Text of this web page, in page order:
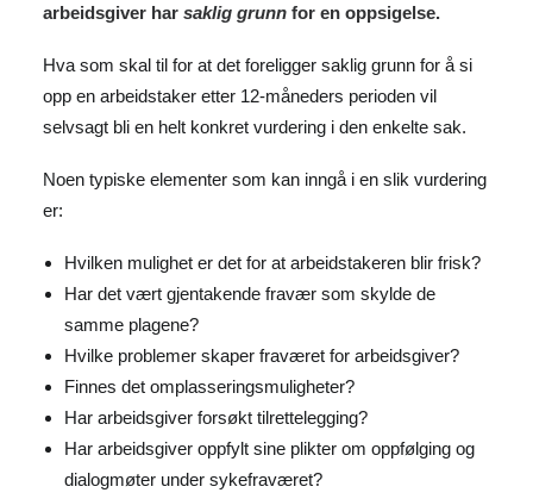
arbeidsgiver har saklig grunn for en oppsigelse.
Hva som skal til for at det foreligger saklig grunn for å si
opp en arbeidstaker etter 12-måneders perioden vil
selvsagt bli en helt konkret vurdering i den enkelte sak.
Noen typiske elementer som kan inngå i en slik vurdering
er:
Hvilken mulighet er det for at arbeidstakeren blir frisk?
Har det vært gjentakende fravær som skylde de
samme plagene?
Hvilke problemer skaper fraværet for arbeidsgiver?
Finnes det omplasseringsmuligheter?
Har arbeidsgiver forsøkt tilrettelegging?
Har arbeidsgiver oppfylt sine plikter om oppfølging og
dialogmøter under sykefraværet?